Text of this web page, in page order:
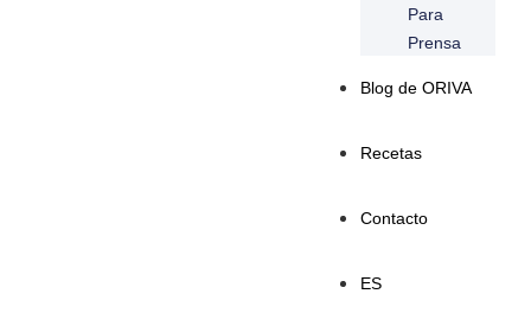
Para
Prensa
Blog de ORIVA
Recetas
Contacto
ES